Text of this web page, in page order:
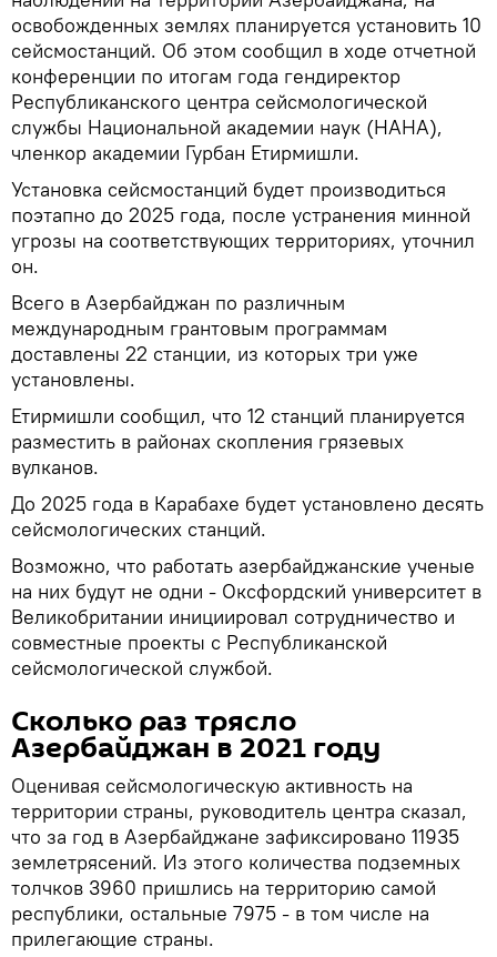
освобожденных землях планируется установить 10
сейсмостанций. Об этом сообщил в ходе отчетной
конференции по итогам года гендиректор
Республиканского центра сейсмологической
службы Национальной академии наук (НАНА),
членкор академии Гурбан Етирмишли.
Установка сейсмостанций будет производиться
поэтапно до 2025 года, после устранения минной
угрозы на соответствующих территориях, уточнил
он.
Всего в Азербайджан по различным
международным грантовым программам
доставлены 22 станции, из которых три уже
установлены.
Етирмишли сообщил, что 12 станций планируется
разместить в районах скопления грязевых
вулканов.
До 2025 года в Карабахе будет установлено десять
сейсмологических станций.
Возможно, что работать азербайджанские ученые
на них будут не одни - Оксфордский университет в
Великобритании инициировал сотрудничество и
совместные проекты с Республиканской
сейсмологической службой.
Сколько раз трясло
Азербайджан в 2021 году
Оценивая сейсмологическую активность на
территории страны, руководитель центра сказал,
что за год в Азербайджане зафиксировано 11935
землетрясений. Из этого количества подземных
толчков 3960 пришлись на территорию самой
республики, остальные 7975 - в том числе на
прилегающие страны.